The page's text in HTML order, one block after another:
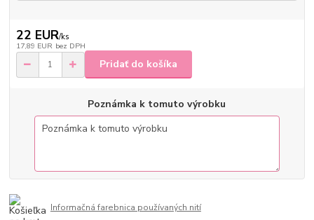
22 EUR/ks
17,89 EUR bez DPH
Pridať do košíka
Poznámka k tomuto výrobku
Informačná farebnica používaných nití